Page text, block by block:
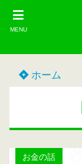
MENU
ホーム
お金の話